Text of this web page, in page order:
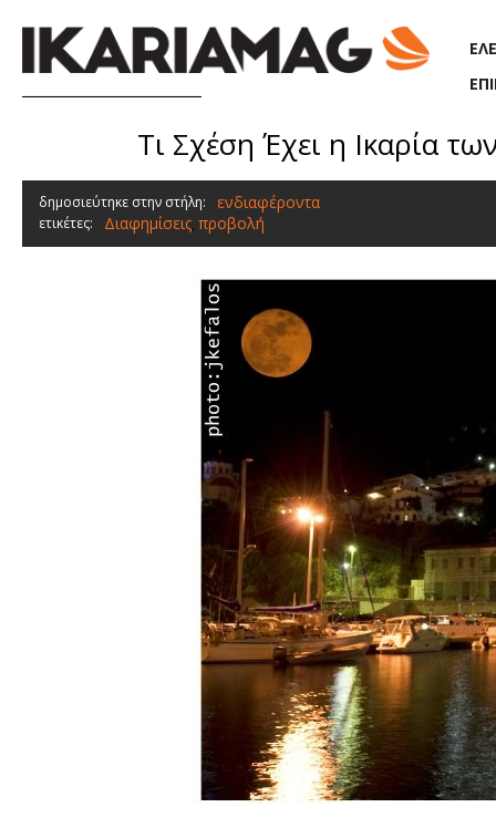
Τι Σχέση Έχει η Ικαρία
δημοσιεύτηκε στην στήλη: ενδιαφέροντα
ετικέτες: Διαφημίσεις, προβολή